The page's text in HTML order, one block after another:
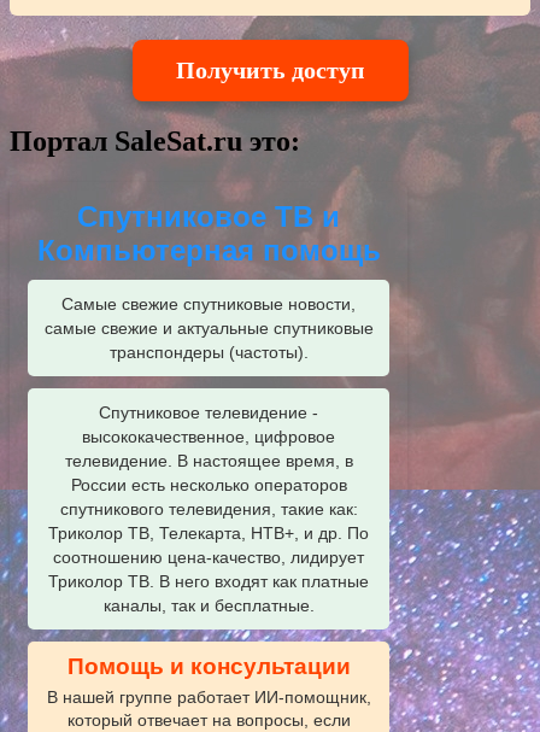
Получить доступ
Портал SaleSat.ru это:
Спутниковое ТВ и
Компьютерная помощь
Самые свежие спутниковые новости,
самые свежие и актуальные спутниковые
транспондеры (частоты).
Спутниковое телевидение -
высококачественное, цифровое
телевидение. В настоящее время, в
России есть несколько операторов
спутникового телевидения, такие как:
Триколор ТВ, Телекарта, НТВ+, и др. По
соотношению цена-качество, лидирует
Триколор ТВ. В него входят как платные
каналы, так и бесплатные.
Помощь и консультации
В нашей группе работает ИИ‑помощник,
который отвечает на вопросы, если